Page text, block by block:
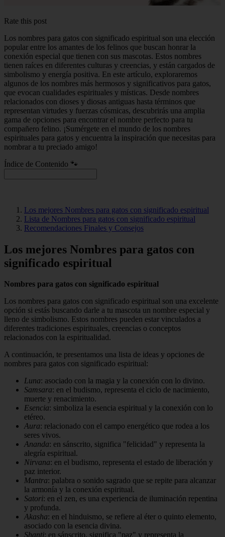
Rate this post
Los nombres para gatos con significado espiritual son una elección
popular entre los amantes de los felinos que buscan honrar la
conexión especial que tienen con sus mascotas. Estos nombres
tienen raíces en diferentes culturas y creencias, y están cargados de
simbolismo y energía positiva. En este artículo, exploraremos
algunos de los nombres más hermosos y significativos para gatos,
que evocan cualidades espirituales y místicas. Desde nombres
relacionados con dioses y diosas antiguas hasta términos que
representan virtudes y fuerzas cósmicas, descubrirás una amplia
gama de opciones para encontrar el nombre perfecto para tu
compañero felino. ¡Sumérgete en el mundo de los nombres
espirituales para gatos y encuentra la inspiración que necesitas para
nombrar a tu preciado amigo!
Índice de Contenido 🐾
Los mejores Nombres para gatos con significado espiritual
Lista de Nombres para gatos con significado espiritual
Recomendaciones Finales y Consejos
Los mejores Nombres para gatos con
significado espiritual
Nombres para gatos con significado espiritual
Los nombres para gatos con significado espiritual son una excelente
opción si estás buscando darle a tu mascota un nombre especial y
lleno de simbolismo. Estos nombres pueden estar vinculados a
diferentes tradiciones espirituales, creencias o conceptos
relacionados con la espiritualidad.
A continuación, te presentamos una lista de ideas y opciones de
nombres para gatos con significado espiritual:
Luna: asociado con la magia y la conexión con lo divino.
Samsara: en el budismo, representa el ciclo de nacimiento,
muerte y renacimiento.
Esencia: simboliza la esencia espiritual y la conexión con lo
etéreo.
Aura: relacionado con el campo energético que rodea a los
seres vivos.
Ananda: en sánscrito, significa "felicidad" y representa la
alegría espiritual.
Nirvana: en el budismo, representa el estado de liberación y
paz interior.
Mantra: palabra o sonido sagrado que se repite para alcanzar
la armonía y la conexión espiritual.
Satori: en el zen, es una experiencia de iluminación repentina
y profunda.
Akasha: en el hinduismo, se refiere al éter o quinto elemento,
asociado con la esencia divina.
Shanti: en sánscrito, significa "paz" y representa la